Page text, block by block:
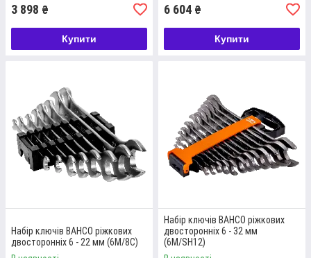
3 898 ₴
Купити
6 604 ₴
Купити
Набір ключів BAHCO ріжкових
двосторонніх 6 - 22 мм (6M/8C)
Набір ключів BAHCO ріжкових
двосторонніх 6 - 32 мм
(6M/SH12)